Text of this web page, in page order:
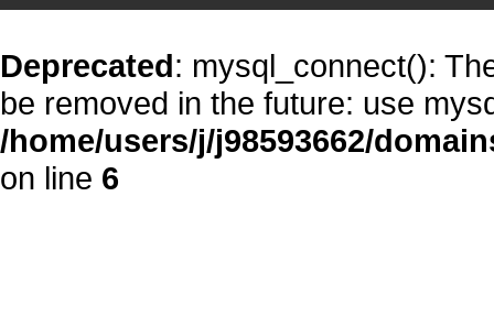
Deprecated: mysql_connect():
be removed in the future: use
/home/users/j/j98593662/
on line 6